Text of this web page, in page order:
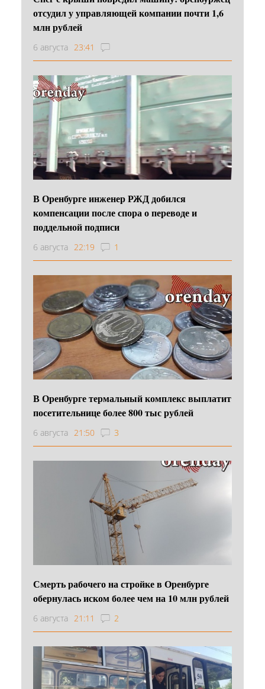
отсудил у управляющей компании почти 1,6
млн рублей
6 августа 23:41
В Оренбурге инженер РЖД добился
компенсации после спора о переводе и
поддельной подписи
6 августа 22:19 1
В Оренбурге термальный комплекс выплатит
посетительнице более 800 тыс рублей
6 августа 21:50 3
Смерть рабочего на стройке в Оренбурге
обернулась иском более чем на 10 млн рублей
6 августа 21:11 2